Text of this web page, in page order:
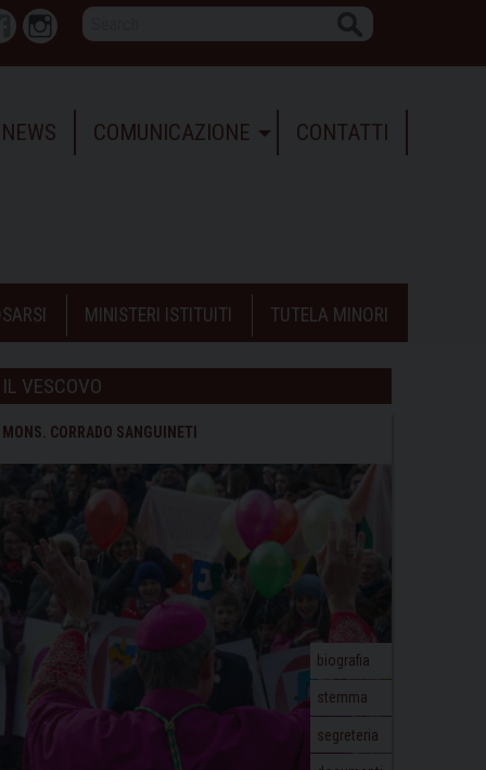
Instagram
NEWS COMUNICAZIONE CONTATTI
MINISTERI ISTITUITI TUTELA MINORI
IL VESCOVO
MONS. CORRADO SANGUINETI
biografia
stemma
segreteria